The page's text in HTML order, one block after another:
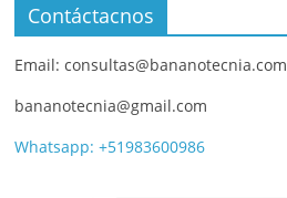
Contáctacnos
Email: consultas@bananotecnia.com
bananotecnia@gmail.com
Whatsapp: +51983600986